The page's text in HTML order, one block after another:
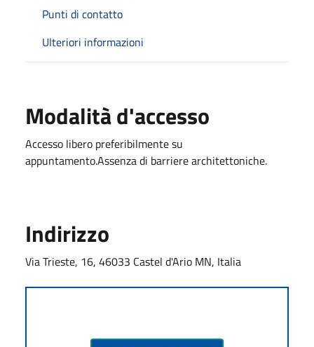
Punti di contatto
Ulteriori informazioni
Modalità d'accesso
Accesso libero preferibilmente su
appuntamento.Assenza di barriere architettoniche.
Indirizzo
Via Trieste, 16, 46033 Castel d'Ario MN, Italia